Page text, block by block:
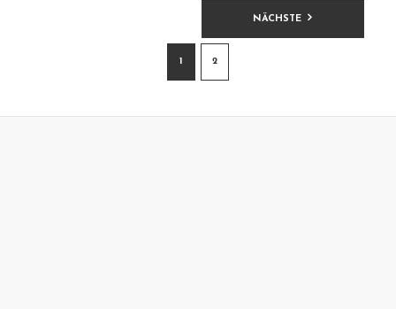
BEITRAGSNAVIGATION
1 2
NÄCHSTE